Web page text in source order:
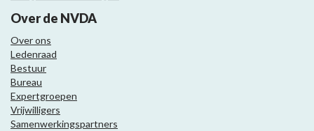
Over de NVDA
Over ons
Ledenraad
Bestuur
Bureau
Expertgroepen
Vrijwilligers
Samenwerkingspartners